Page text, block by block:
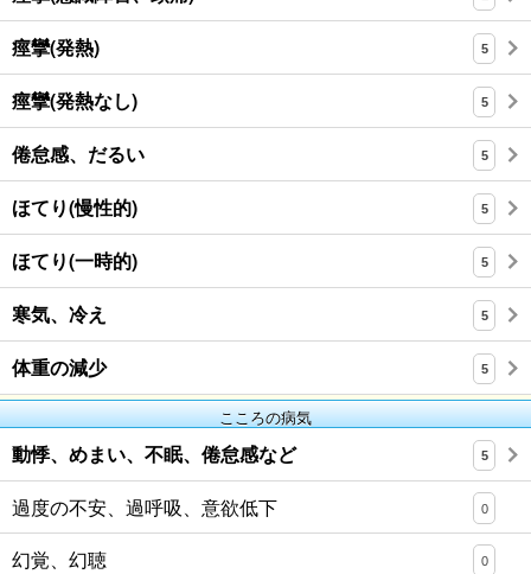
痙攣(発熱) 5
痙攣(発熱なし) 5
倦怠感、だるい 5
ほてり(慢性的) 5
ほてり(一時的) 5
寒気、冷え 5
体重の減少 5
こころの病気
動悸、めまい、不眠、倦怠感など 5
過度の不安、過呼吸、意欲低下 0
幻覚、幻聴 0